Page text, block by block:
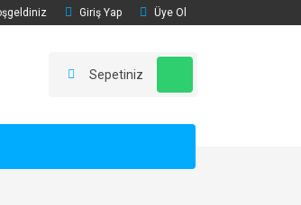
Giriş Yap Üye Ol
Sepetiniz